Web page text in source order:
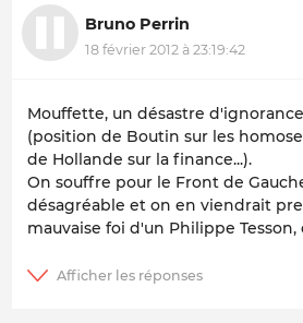
Bruno Perrin
18 février 2012 à 23:19:42
Mouffette, un désastre
(position de Boutin sur les
de Hollande sur la finance...).
On souffre pour le Front de
désagréable et on en viendrait
mauvaise foi d'un Philippe Tesson,